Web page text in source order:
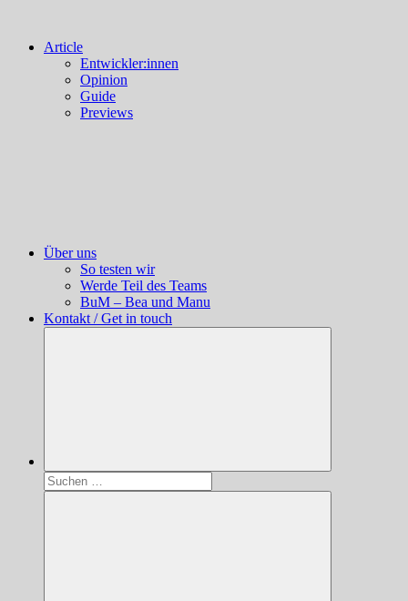
Article
Entwickler:innen
Opinion
Guide
Previews
Über uns
So testen wir
Werde Teil des Teams
BuM – Bea und Manu
Kontakt / Get in touch
Suchen
nach: